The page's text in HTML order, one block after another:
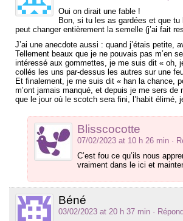
Oui on dirait une fable !
Bon, si tu les as gardées et que tu
peut changer entièrement la semelle (j’ai fait
J’ai une anecdote aussi : quand j’étais petite,
Tellement beaux que je ne pouvais pas m’en
intéressé aux gommettes, je me suis dit « oh,
collés les uns par-dessus les autres sur une
Et finalement, je me suis dit « han la chance,
m’ont jamais manqué, et depuis je me sers
que le jour où le scotch sera fini, l’habit élimé,
Blisscocotte
07/02/2023 at 10 h 26 min ·
C’est fou ce qu’ils nous
vraiment dans le ici et
Béné
03/02/2023 at 20 h 37 min ·